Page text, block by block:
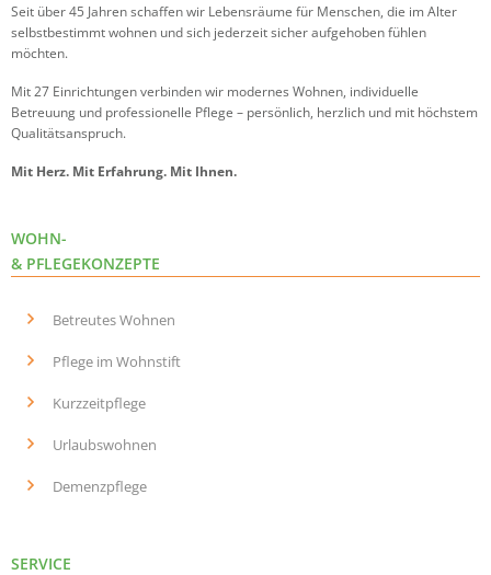
Seit über 45 Jahren schaffen wir Lebensräume für Menschen, die im Alter
selbstbestimmt wohnen und sich jederzeit sicher aufgehoben fühlen
möchten.
Mit 27 Einrichtungen verbinden wir modernes Wohnen, individuelle
Betreuung und professionelle Pflege – persönlich, herzlich und mit höchstem
Qualitätsanspruch.
Mit Herz. Mit Erfahrung. Mit Ihnen.
WOHN-
& PFLEGEKONZEPTE
Betreutes Wohnen
Pflege im Wohnstift
Kurzzeitpflege
Urlaubswohnen
Demenzpflege
SERVICE